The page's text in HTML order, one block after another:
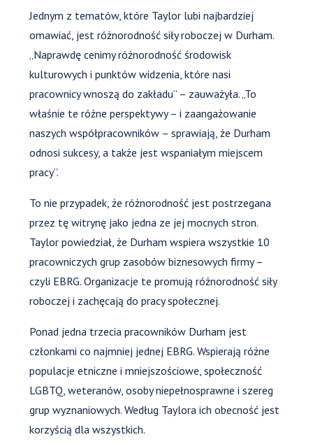
Jednym z tematów, które Taylor lubi najbardziej
omawiać, jest różnorodność siły roboczej w Durham.
„Naprawdę cenimy różnorodność środowisk
kulturowych i punktów widzenia, które nasi
pracownicy wnoszą do zakładu” – zauważyła. „To
właśnie te różne perspektywy – i zaangażowanie
naszych współpracowników – sprawiają, że Durham
odnosi sukcesy, a także jest wspaniałym miejscem
pracy”.
To nie przypadek, że różnorodność jest postrzegana
przez tę witrynę jako jedna ze jej mocnych stron.
Taylor powiedział, że Durham wspiera wszystkie 10
pracowniczych grup zasobów biznesowych firmy –
czyli EBRG. Organizacje te promują różnorodność siły
roboczej i zachęcają do pracy społecznej.
Ponad jedna trzecia pracowników Durham jest
członkami co najmniej jednej EBRG. Wspierają różne
populacje etniczne i mniejszościowe, społeczność
LGBTQ, weteranów, osoby niepełnosprawne i szereg
grup wyznaniowych. Według Taylora ich obecność jest
korzyścią dla wszystkich.